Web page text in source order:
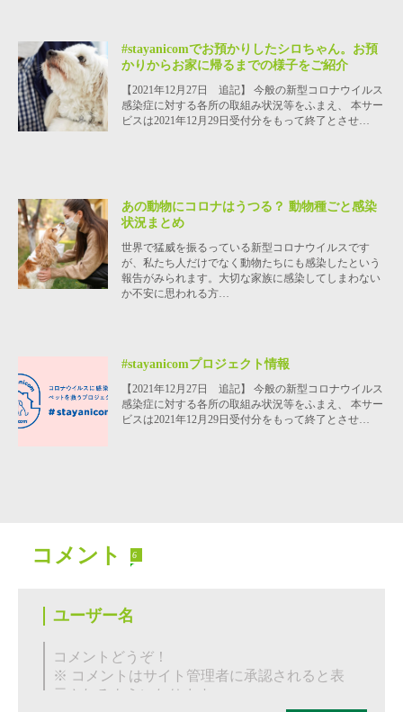
#stayanicomでお預かりしたシロちゃん。お預
かりからお家に帰るまでの様子をご紹介
【2021年12月27日 追記】 今般の新型コロナウイルス
感染症に対する各所の取組み状況等をふまえ、 本サー
ビスは2021年12月29日受付分をもって終了とさせ…
あの動物にコロナはうつる？ 動物種ごと感染
状況まとめ
世界で猛威を振るっている新型コロナウイルスです
が、私たち人だけでなく動物たちにも感染したという
報告がみられます。大切な家族に感染してしまわない
か不安に思われる方…
#stayanicomプロジェクト情報
【2021年12月27日 追記】 今般の新型コロナウイルス
感染症に対する各所の取組み状況等をふまえ、 本サー
ビスは2021年12月29日受付分をもって終了とさせ…
コメント 6